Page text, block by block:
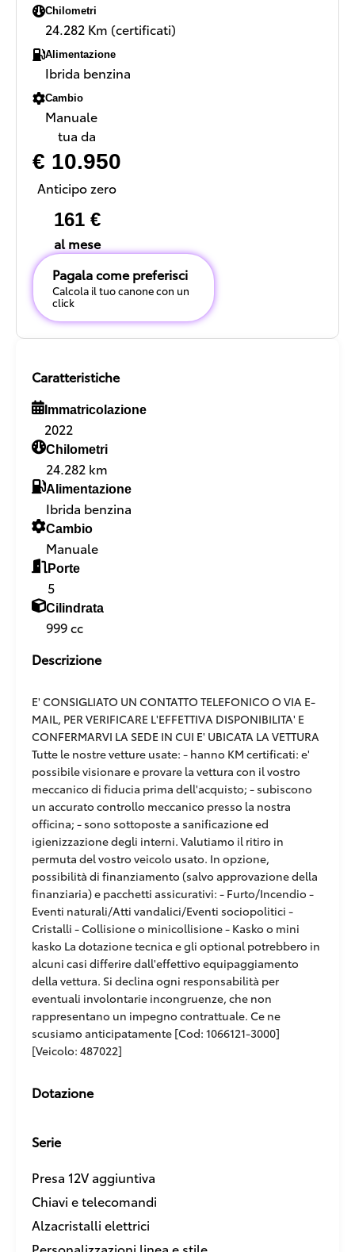
Chilometri
24.282 Km (certificati)
Alimentazione
Ibrida benzina
Cambio
Manuale
tua da
€ 10.950
Anticipo zero
161 €
al mese
Pagala come preferisci
Calcola il tuo canone con un
click
Caratteristiche
Immatricolazione
2022
Chilometri
24.282 km
Alimentazione
Ibrida benzina
Cambio
Manuale
Porte
5
Cilindrata
999 cc
Descrizione
E' CONSIGLIATO UN CONTATTO TELEFONICO O VIA E-
MAIL, PER VERIFICARE L'EFFETTIVA DISPONIBILITA' E
CONFERMARVI LA SEDE IN CUI E' UBICATA LA VETTURA
Tutte le nostre vetture usate: - hanno KM certificati: e'
possibile visionare e provare la vettura con il vostro
meccanico di fiducia prima dell'acquisto; - subiscono
un accurato controllo meccanico presso la nostra
officina; - sono sottoposte a sanificazione ed
igienizzazione degli interni. Valutiamo il ritiro in
permuta del vostro veicolo usato. In opzione,
possibilità di finanziamento (salvo approvazione della
finanziaria) e pacchetti assicurativi: - Furto/Incendio -
Eventi naturali/Atti vandalici/Eventi sociopolitici -
Cristalli - Collisione o minicollisione - Kasko o mini
kasko La dotazione tecnica e gli optional potrebbero in
alcuni casi differire dall'effettivo equipaggiamento
della vettura. Si declina ogni responsabilità per
eventuali involontarie incongruenze, che non
rappresentano un impegno contrattuale. Ce ne
scusiamo anticipatamente [Cod: 1066121-3000]
[Veicolo: 487022]
Dotazione
Serie
Presa 12V aggiuntiva
Chiavi e telecomandi
Alzacristalli elettrici